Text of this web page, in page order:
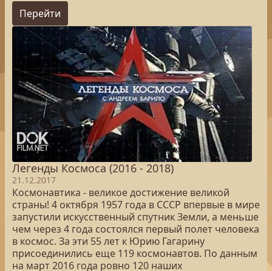
Перейти
Легенды Космоса (2016 - 2018)
21.12.2017
Космонавтика - великое достижение великой
страны! 4 октября 1957 года в СССР впервые в мире
запустили искусственный спутник Земли, а меньше
чем через 4 года состоялся первый полет человека
в космос. За эти 55 лет к Юрию Гагарину
присоединились еще 119 космонавтов. По данным
на март 2016 года ровно 120 наших